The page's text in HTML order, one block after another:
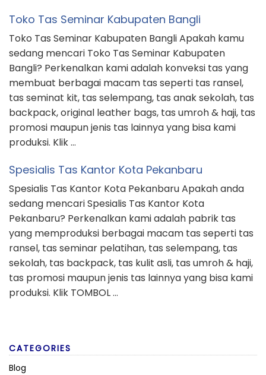
Toko Tas Seminar Kabupaten Bangli
Toko Tas Seminar Kabupaten Bangli Apakah kamu
sedang mencari Toko Tas Seminar Kabupaten
Bangli? Perkenalkan kami adalah konveksi tas yang
membuat berbagai macam tas seperti tas ransel,
tas seminat kit, tas selempang, tas anak sekolah, tas
backpack, original leather bags, tas umroh & haji, tas
promosi maupun jenis tas lainnya yang bisa kami
produksi. Klik …
Spesialis Tas Kantor Kota Pekanbaru
Spesialis Tas Kantor Kota Pekanbaru Apakah anda
sedang mencari Spesialis Tas Kantor Kota
Pekanbaru? Perkenalkan kami adalah pabrik tas
yang memproduksi berbagai macam tas seperti tas
ransel, tas seminar pelatihan, tas selempang, tas
sekolah, tas backpack, tas kulit asli, tas umroh & haji,
tas promosi maupun jenis tas lainnya yang bisa kami
produksi. Klik TOMBOL …
CATEGORIES
Blog